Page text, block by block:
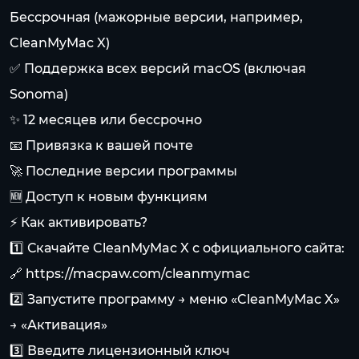
Бессрочная (мажорные версии, например,
CleanMyMac X)
✅ Поддержка всех версий macOS (включая
Sonoma)
✨ 12 месяцев или бессрочно
📧 Привязка к вашей почте
🚀 Последние версии программы
🆕 Доступ к новым функциям
⚡ Как активировать?
1️⃣ Скачайте CleanMyMac X с официального сайта:
🔗 https://macpaw.com/cleanmymac
2️⃣ Запустите программу → меню «CleanMyMac X»
→ «Активация»
3️⃣ Введите лицензионный ключ